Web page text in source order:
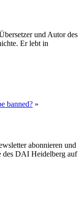
und Autor des
Er lebt in
banned? »
abonnieren und
des DAI Heidelberg auf